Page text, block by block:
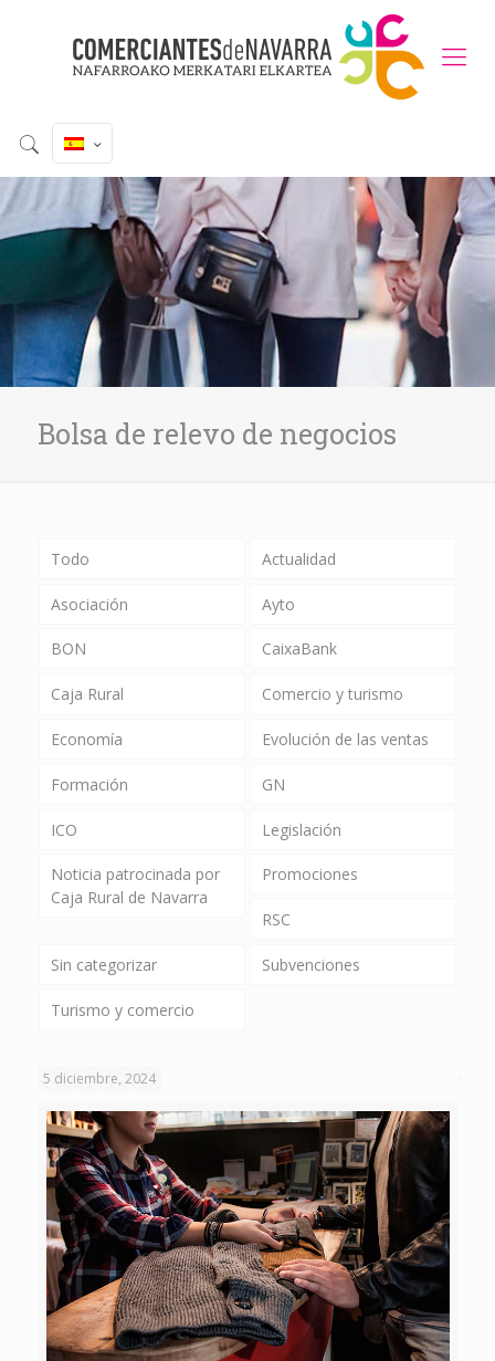
Bolsa de relevo de negocios
Todo Actualidad
Asociación Ayto
BON CaixaBank
Caja Rural Comercio y turismo
Economía Evolución de las ventas
Formación GN
ICO Legislación
Noticia patrocinada por
Caja Rural de Navarra
Promociones
RSC
Sin categorizar Subvenciones
Turismo y comercio
5 diciembre, 2024